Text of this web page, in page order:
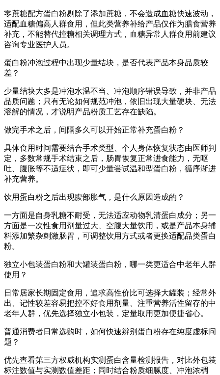
零蔗糖配方蛋白粉剔除了添加蔗糖，不会造成血糖快速波动，
适配血糖偏高人群食用，但此类营养补给产品仅作为膳食营养
补充，不能替代控糖相关调理方式，血糖异常人群食用前建议
咨询专业医护人员。
蛋白粉冲泡过程中出现少量结块，是否代表产品本身品质较
差？
少量结块大多是冲泡水温不当、冲泡顺序错误导致，并非产品
品质问题；只有无论如何规范冲泡，依旧出现大量硬块、无法
溶解的情况，才说明产品粉质工艺存在缺陷。
做完手术之后，间隔多久可以开始正常补充蛋白粉？
具体食用时间需要结合手术类型、个人身体恢复状态由医师判
定，多数常规手术结束之后，肠胃恢复正常进食能力，无呕
吐、腹胀等不适症状，即可少量尝试温和型蛋白粉，循序渐进
补充营养。
饮用蛋白粉之后出现腹部胀气，是什么原因造成的？
一方面是自身乳糖不耐受，无法适应动物乳清蛋白成分；另一
方面是一次性食用剂量过大、空腹大量饮用，或是产品本身辅
料添加繁杂刺激肠胃，可调整饮用方式或者更换适配品类蛋白
粉。
独立小包装蛋白粉和大罐装蛋白粉，哪一类更适合中老年人群
使用？
日常居家长期固定食用，追求高性价比可选择大罐装；经常外
出、记性较差容易把控不好食用剂量、注重营养活性留存的中
老年人群，优先选择独立小包装，定量取用更加便捷省心。
普通消费者日常选购时，如何快速辨别蛋白粉存在纯度虚标问
题？
优先查看第三方权威机构实测蛋白含量检测报告，对比外包装
标注数值与实测数值差距；同时结合粉质细腻度、冲泡浓稠